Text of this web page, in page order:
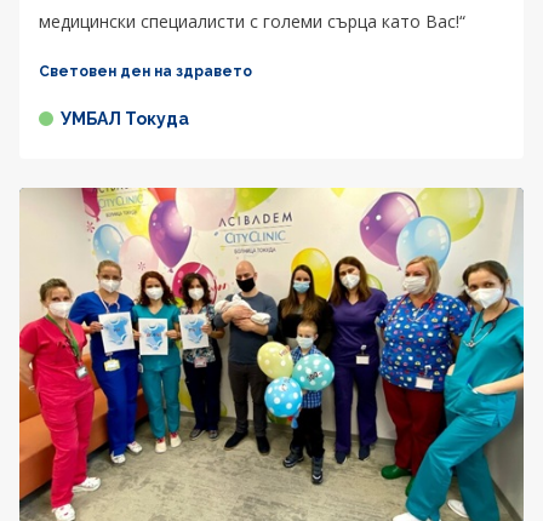
медицински специалисти с големи сърца като Вас!“
Световен ден на здравето
УМБАЛ Токуда